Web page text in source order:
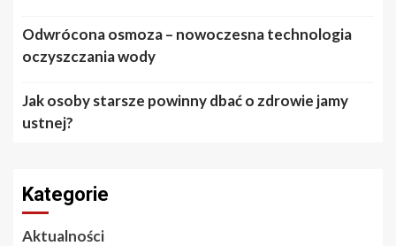
Odwrócona osmoza – nowoczesna technologia
oczyszczania wody
Jak osoby starsze powinny dbać o zdrowie jamy
ustnej?
Kategorie
Aktualności